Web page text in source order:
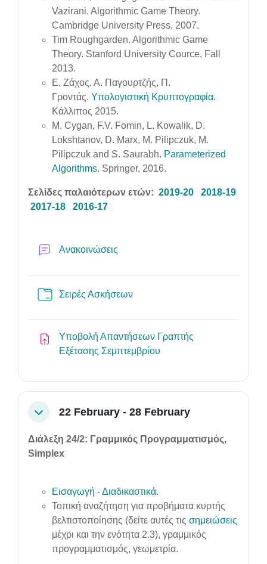
Vazirani. Algorithmic Game Theory.
Cambridge University Press, 2007.
Tim Roughgarden. Algorithmic Game
Theory. Stanford University Cource, Fall
2013.
Ε. Ζάχος, Α. Παγουρτζής, Π.
Γροντάς. Υπολογιστική Κρυπτογραφία.
Κάλλιπος 2015.
M. Cygan, F.V. Fomin, L. Kowalik, D.
Lokshtanov, D. Marx, M. Pilipczuk, M.
Pilipczuk and S. Saurabh. Parameterized
Algorithms. Springer, 2016.
Σελίδες παλαιότερων ετών: 2019-20
2018-19
2017-18
2016-17
Ανακοινώσεις
Σειρές ΑσκήσεωνFolder
Υποβολή Απαντήσεων Γραπτής
Εξέτασης Σεμπτεμβρίου
Collapse22 February - 28 February
Διάλεξη 24/2: Γραμμικός Προγραμματισμός,
Simplex
Εισαγωγή - Διαδικαστικά.
Τοπική αναζήτηση για προβήματα κυρτής
βελτιστοποίησης (δείτε αυτές τις σημειώσεις
μέχρι και την ενότητα 2.3), γραμμικός
προγραμματισμός, γεωμετρία.